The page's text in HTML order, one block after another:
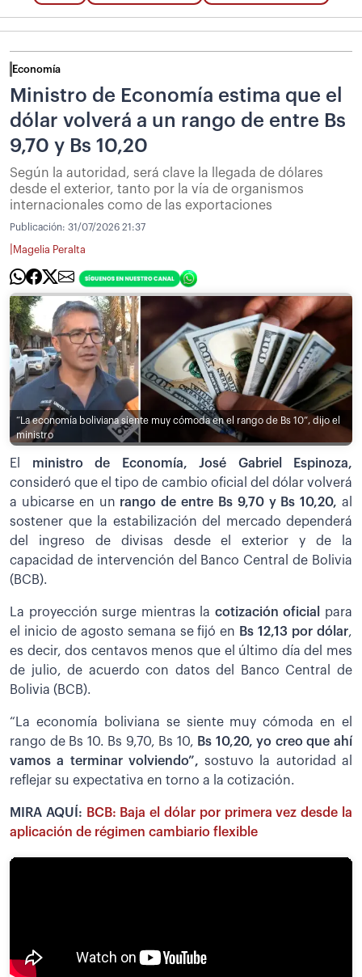
Economía
Ministro de Economía estima que el
dólar volverá a un rango de entre Bs
9,70 y Bs 10,20
Según la autoridad, será clave la llegada de dólares
desde el exterior, tanto por la vía de organismos
internacionales como de las exportaciones
Publicación: 31/07/2026 21:37
Magelia Peralta
“La economía boliviana siente muy cómoda en el rango de Bs 10”, dijo el
ministro
El ministro de Economía, José Gabriel Espinoza,
consideró que el tipo de cambio oficial del dólar volverá
a ubicarse en un rango de entre Bs 9,70 y Bs 10,20, al
sostener que la estabilización del mercado dependerá
del ingreso de divisas desde el exterior y de la
capacidad de intervención del Banco Central de Bolivia
(BCB).
La proyección surge mientras la cotización oficial para
el inicio de agosto semana se fijó en Bs 12,13 por dólar,
es decir, dos centavos menos que el último día del mes
de julio, de acuerdo con datos del Banco Central de
Bolivia (BCB).
“La economía boliviana se siente muy cómoda en el
rango de Bs 10. Bs 9,70, Bs 10, Bs 10,20, yo creo que ahí
vamos a terminar volviendo”, sostuvo la autoridad al
reflejar su expectativa en torno a la cotización.
MIRA AQUÍ: BCB: Baja el dólar por primera vez desde la
aplicación de régimen cambiario flexible